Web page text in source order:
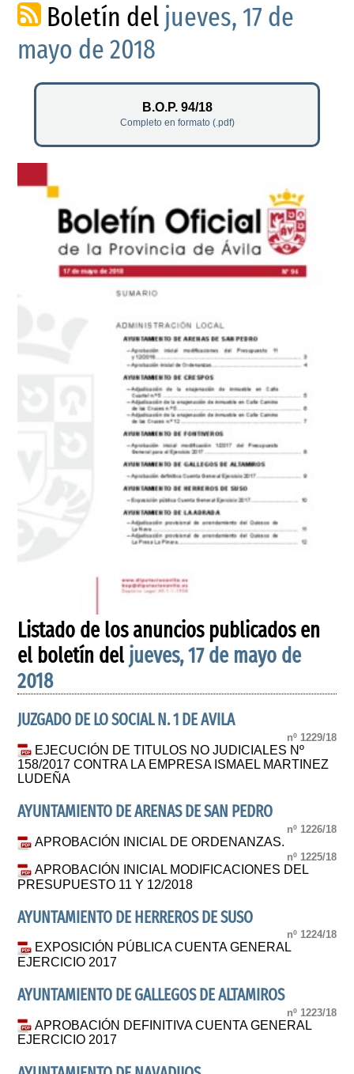
Boletín del jueves, 17 de
mayo de 2018
B.O.P. 94/18
Completo en formato (.pdf)
Listado de los anuncios publicados en
el boletín del jueves, 17 de mayo de
2018
JUZGADO DE LO SOCIAL N. 1 DE AVILA
nº 1229/18
EJECUCIÓN DE TITULOS NO JUDICIALES Nº
158/2017 CONTRA LA EMPRESA ISMAEL MARTINEZ
LUDEÑA
AYUNTAMIENTO DE ARENAS DE SAN PEDRO
nº 1226/18
APROBACIÓN INICIAL DE ORDENANZAS.
nº 1225/18
APROBACIÓN INICIAL MODIFICACIONES DEL
PRESUPUESTO 11 Y 12/2018
AYUNTAMIENTO DE HERREROS DE SUSO
nº 1224/18
EXPOSICIÓN PÚBLICA CUENTA GENERAL
EJERCICIO 2017
AYUNTAMIENTO DE GALLEGOS DE ALTAMIROS
nº 1223/18
APROBACIÓN DEFINITIVA CUENTA GENERAL
EJERCICIO 2017